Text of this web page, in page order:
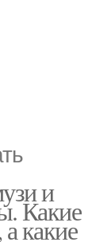
и
Какие
какие